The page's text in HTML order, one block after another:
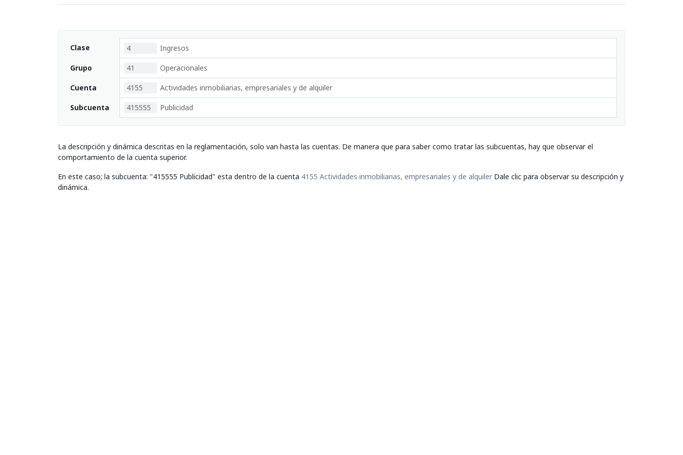
Clase 4 Ingresos
Grupo 41 Operacionales
Cuenta 4155 Actividades inmobiliarias, empresariales y de alquiler
Subcuenta 415555 Publicidad
La descripción y dinámica descritas en la reglamentación, solo van hasta las cuentas. De manera que para saber como tratar las subcuentas, hay que observar el
comportamiento de la cuenta superior.
En este caso; la subcuenta: "415555 Publicidad" esta dentro de la cuenta 4155 Actividades inmobiliarias, empresariales y de alquiler Dale clic para observar su descripción y
dinámica.